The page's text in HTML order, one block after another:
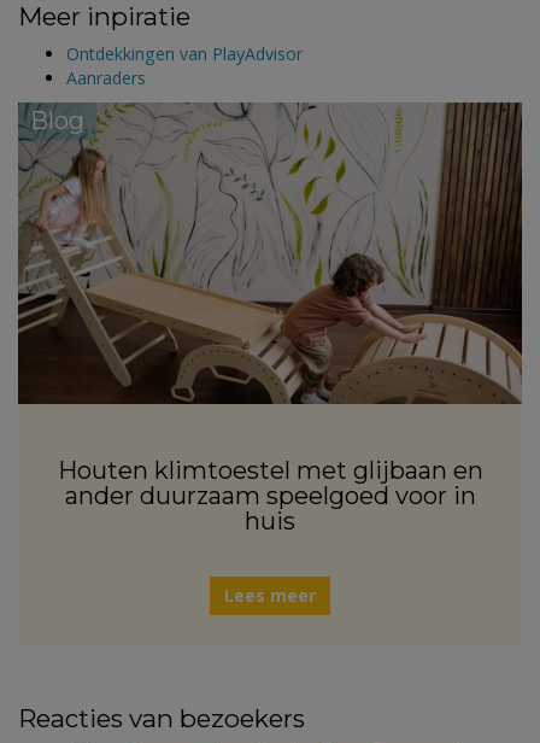
Meer inpiratie
Ontdekkingen van PlayAdvisor
Aanraders
Blog
Houten klimtoestel met glijbaan en
ander duurzaam speelgoed voor in
huis
Lees meer
Reacties van bezoekers